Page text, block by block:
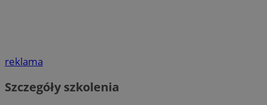
reklama
Szczegóły szkolenia